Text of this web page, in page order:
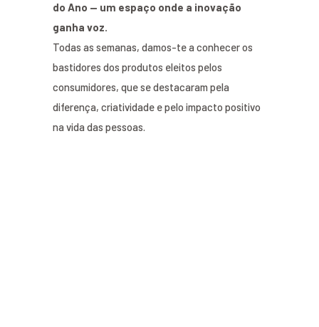
do Ano — um espaço onde a inovação
ganha voz.
Todas as semanas, damos-te a conhecer os
bastidores dos produtos eleitos pelos
consumidores, que se destacaram pela
diferença, criatividade e pelo impacto positivo
na vida das pessoas.